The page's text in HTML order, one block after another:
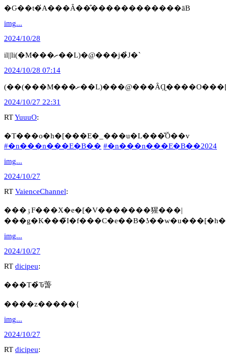
�Ԍ��t�́A���Ȃ��̐������������āB
img...
2024/10/28
il||li(�M���ށ��L)�@���j�̉J�`
2024/10/28 07:14
2024/10/27 22:31
RTYuuuO:
�T���o�h�[���E�_���u�L���̌Ŏ��v
#�n���n���E�B�� #�n���n���E�B��2024
img...
2024/10/27
RT VaienceChannel:
���ۉF���X�e�[�V�������猩���|
img...
2024/10/27
RT dicipeu:
���T�̉Ԏ萅
����z�����{
img...
2024/10/27
RT dicipeu: